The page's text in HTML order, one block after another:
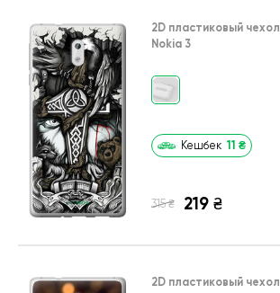
2D пластиковый чехол
Nokia 3
Кешбек 11 ₴
315 ₴ 219 ₴
2D пластиковый чехол